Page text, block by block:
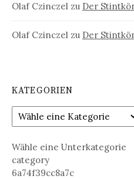
Olaf Czinczel zu Der
Olaf Czinczel zu Der
KATEGORIEN
Wähle eine Unterkategorie
category
6a74f39cc8a7c